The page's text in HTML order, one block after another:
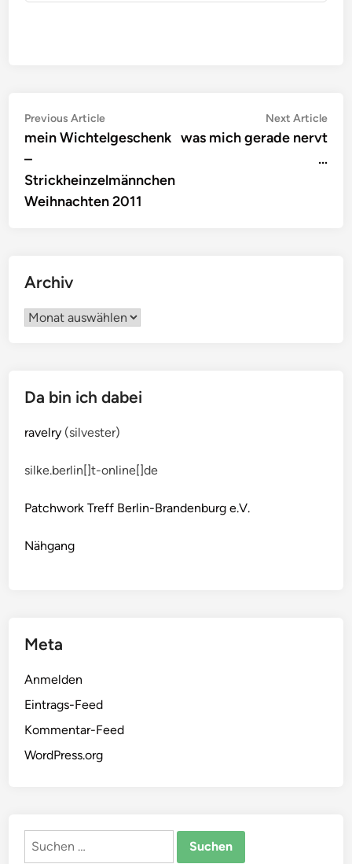
Beitragsnavigation
Previous ArticlePrevious
article:
mein Wichtelgeschenk
–
Strickheinzelmännchen
Weihnachten 2011
Next Article
was mich gerade nervt
…
Archiv
Archiv
Da bin ich dabei
ravelry (silvester)
silke.berlin[]t-online[]de
Patchwork Treff Berlin-Brandenburg e.V.
Nähgang
Meta
Anmelden
Eintrags-Feed
Kommentar-Feed
WordPress.org
Suchen